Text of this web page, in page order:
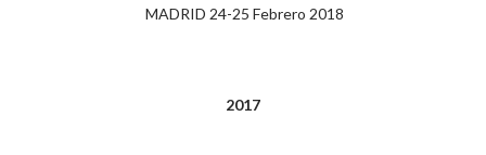
MADRID 24-25 Febrero 2018
2017